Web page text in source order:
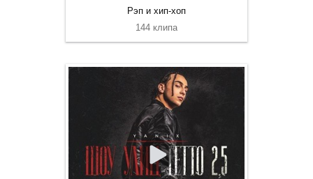
Рэп и хип-хоп
144 клипа